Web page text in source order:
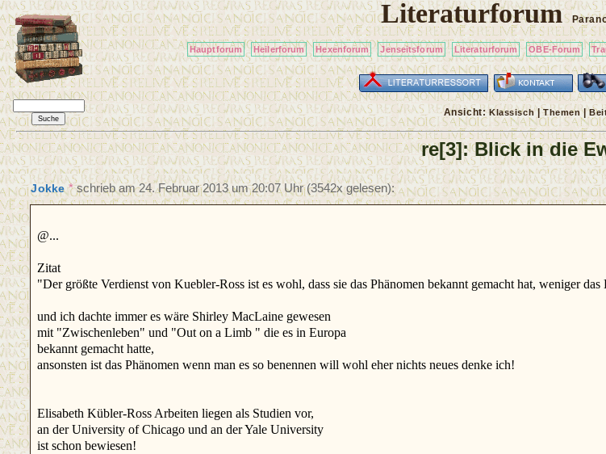
Literaturforum
Hauptforum Heilerforum Hexenforum Jenseitsforum Literaturforum OBE-Forum
Ansicht:Klassisch|Themen|
re[3]: Blick in die
Jokke*schrieb am24. Februar 2013 um 20:07 Uhr(3542x gelesen):
@...
Zitat
"Der größte Verdienst von Kuebler-Ross ist es wohl, dass sie das Phänomen bekannt gemacht hat, weniger
und ich dachte immer es wäre Shirley MacLaine gewesen
mit "Zwischenleben" und "Out on a Limb " die es in Europa
bekannt gemacht hatte,
ansonsten ist das Phänomen wenn man es so benennen will wohl eher nichts neues denke ich!
Elisabeth Kübler-Ross Arbeiten liegen als Studien vor,
an der University of Chicago und an der Yale University
ist schon bewiesen!